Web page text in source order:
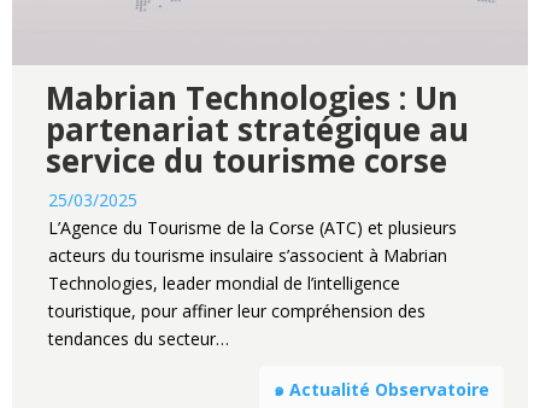
Mabrian Technologies : Un
partenariat stratégique au
service du tourisme corse
25/03/2025
L’Agence du Tourisme de la Corse (ATC) et plusieurs
acteurs du tourisme insulaire s’associent à Mabrian
Technologies, leader mondial de l’intelligence
touristique, pour affiner leur compréhension des
tendances du secteur…
๑ Actualité Observatoire